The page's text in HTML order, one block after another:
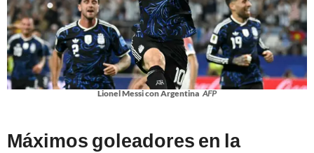
Lionel Messi con Argentina AFP
Máximos goleadores en la